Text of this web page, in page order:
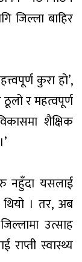
जिल्ला बाहिर
कुरा हो’,
र महत्वपूर्ण
शैक्षिक
नहुँदा यसलाई
। तर, अब
उत्साह
राप्ती स्वास्थ्य